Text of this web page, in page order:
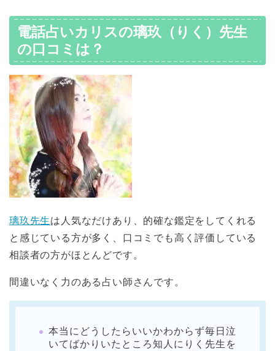
電話占いカリスの璃玖（りく）先生
の口コミは？
璃玖先生は人気なだけあり、的確な鑑定をしてくれる
と感じている方が多く、口コミでも高く評価している
相談者の方がほとんどです。
間違いなく力のある占い師さんです。
本当にどうしたらいいかわからず毎日泣
いてばかりいたところ知人にりく先生を